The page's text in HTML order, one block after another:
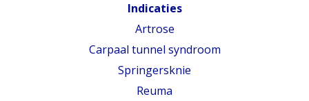
Indicaties
Artrose
Carpaal tunnel syndroom
Springersknie
Reuma